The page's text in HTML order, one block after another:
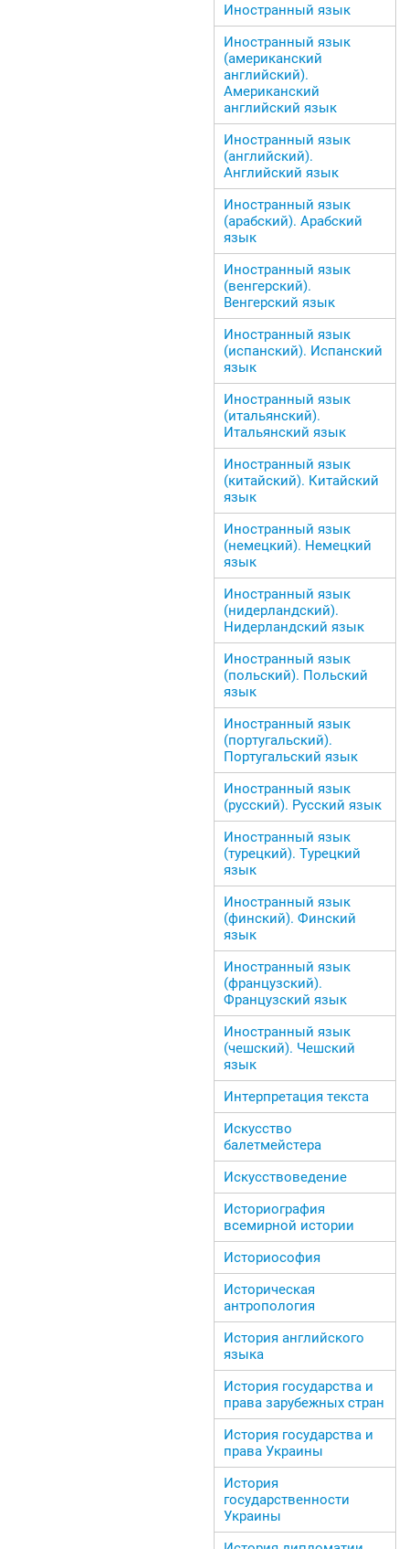
Иностранный язык
Иностранный язык
(американский
английский).
Американский
английский язык
Иностранный язык
(английский).
Английский язык
Иностранный язык
(арабский). Арабский
язык
Иностранный язык
(венгерский).
Венгерский язык
Иностранный язык
(испанский). Испанский
язык
Иностранный язык
(итальянский).
Итальянский язык
Иностранный язык
(китайский). Китайский
язык
Иностранный язык
(немецкий). Немецкий
язык
Иностранный язык
(нидерландский).
Нидерландский язык
Иностранный язык
(польский). Польский
язык
Иностранный язык
(португальский).
Португальский язык
Иностранный язык
(русский). Русский язык
Иностранный язык
(турецкий). Турецкий
язык
Иностранный язык
(финский). Финский
язык
Иностранный язык
(французский).
Французский язык
Иностранный язык
(чешский). Чешский
язык
Интерпретация текста
Искусство
балетмейстера
Искусствоведение
Историография
всемирной истории
Историософия
Историческая
антропология
История английского
языка
История государства и
права зарубежных стран
История государства и
права Украины
История
государственности
Украины